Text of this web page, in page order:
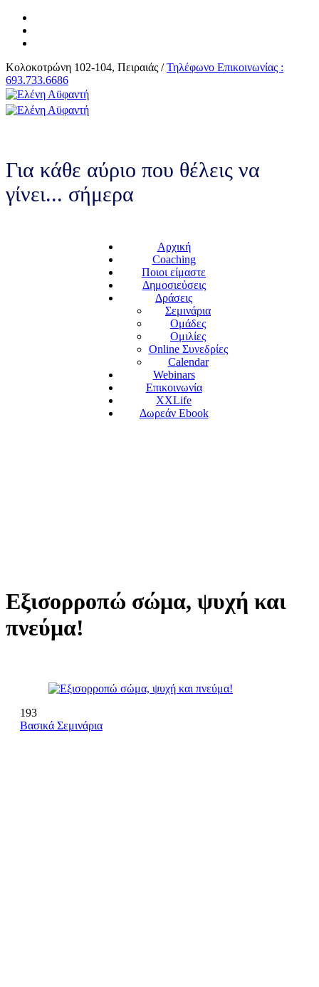
Κολοκοτρώνη 102-104, Πειραιάς /Τηλέφωνο Επικοινωνίας :
693.733.6686
Για κάθε αύριο που θέλεις να
γίνει... σήμερα
Αρχική
Coaching
Ποιοι είμαστε
Δημοσιεύσεις
Δράσεις
Σεμινάρια
Ομάδες
Ομιλίες
Online Συνεδρίες
Calendar
Webinars
Επικοινωνία
XXLife
Δωρεάν Ebook
Εξισορροπώ σώμα, ψυχή και
πνεύμα!
193
Βασικά Σεμινάρια